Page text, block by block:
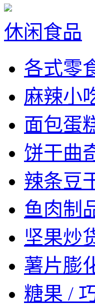
休闲食品
各式零
麻辣小
面包蛋
饼干曲
辣条豆
鱼肉制
坚果炒
薯片膨
糖果 /